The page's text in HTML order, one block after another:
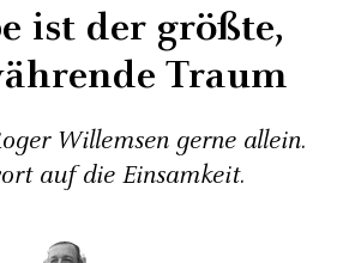
ist der größte,
Traum
Willemsen gerne allein.
auf die Einsamkeit.